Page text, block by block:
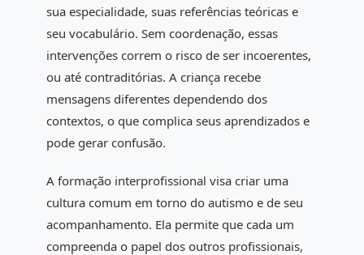
sua especialidade, suas referências teóricas e
seu vocabulário. Sem coordenação, essas
intervenções correm o risco de ser incoerentes,
ou até contraditórias. A criança recebe
mensagens diferentes dependendo dos
contextos, o que complica seus aprendizados e
pode gerar confusão.
A formação interprofissional visa criar uma
cultura comum em torno do autismo e de seu
acompanhamento. Ela permite que cada um
compreenda o papel dos outros profissionais,